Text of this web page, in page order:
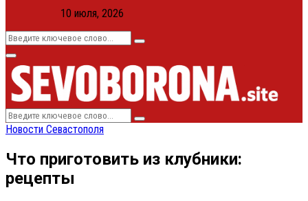
10 июля, 2026
Search
Search
Primary
Menu
Search
for:
Search
Новости Севастополя
Что приготовить из клубники:
рецепты